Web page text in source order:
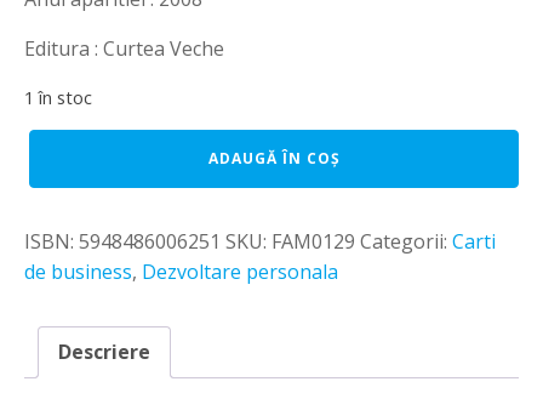
Editura : Curtea Veche
1 în stoc
Editia
a
Burke
Hedges
ADAUGĂ ÎN COȘ
ISBN: 5948486006251 SKU: FAM0129 Categorii: Carti
de business, Dezvoltare personala
Descriere